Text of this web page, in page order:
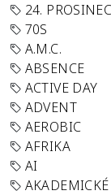
24. PROSINEC
70S
A.M.C.
ABSENCE
ACTIVE DAY
ADVENT
AEROBIC
AFRIKA
AI
AKADEMICKÉ